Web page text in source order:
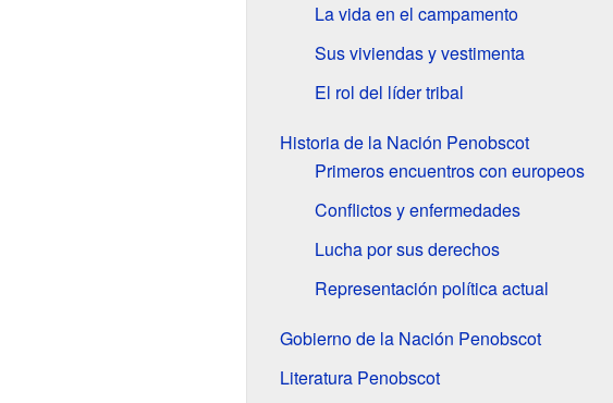
La vida en el campamento
Sus viviendas y vestimenta
El rol del líder tribal
Historia de la Nación Penobscot
Primeros encuentros con europeos
Conflictos y enfermedades
Lucha por sus derechos
Representación política actual
Gobierno de la Nación Penobscot
Literatura Penobscot